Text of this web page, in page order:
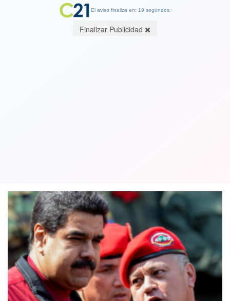
El aviso finaliza en: 19 segundos.
Finalizar Publicidad